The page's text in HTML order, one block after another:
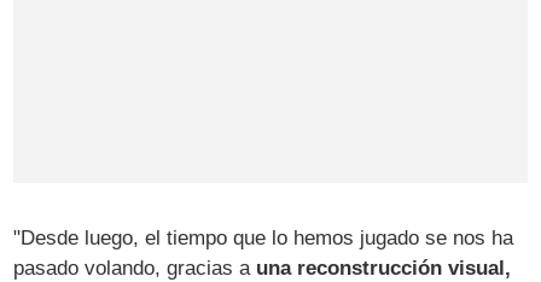
"Desde luego, el tiempo que lo hemos jugado se nos ha
pasado volando, gracias a una reconstrucción visual,